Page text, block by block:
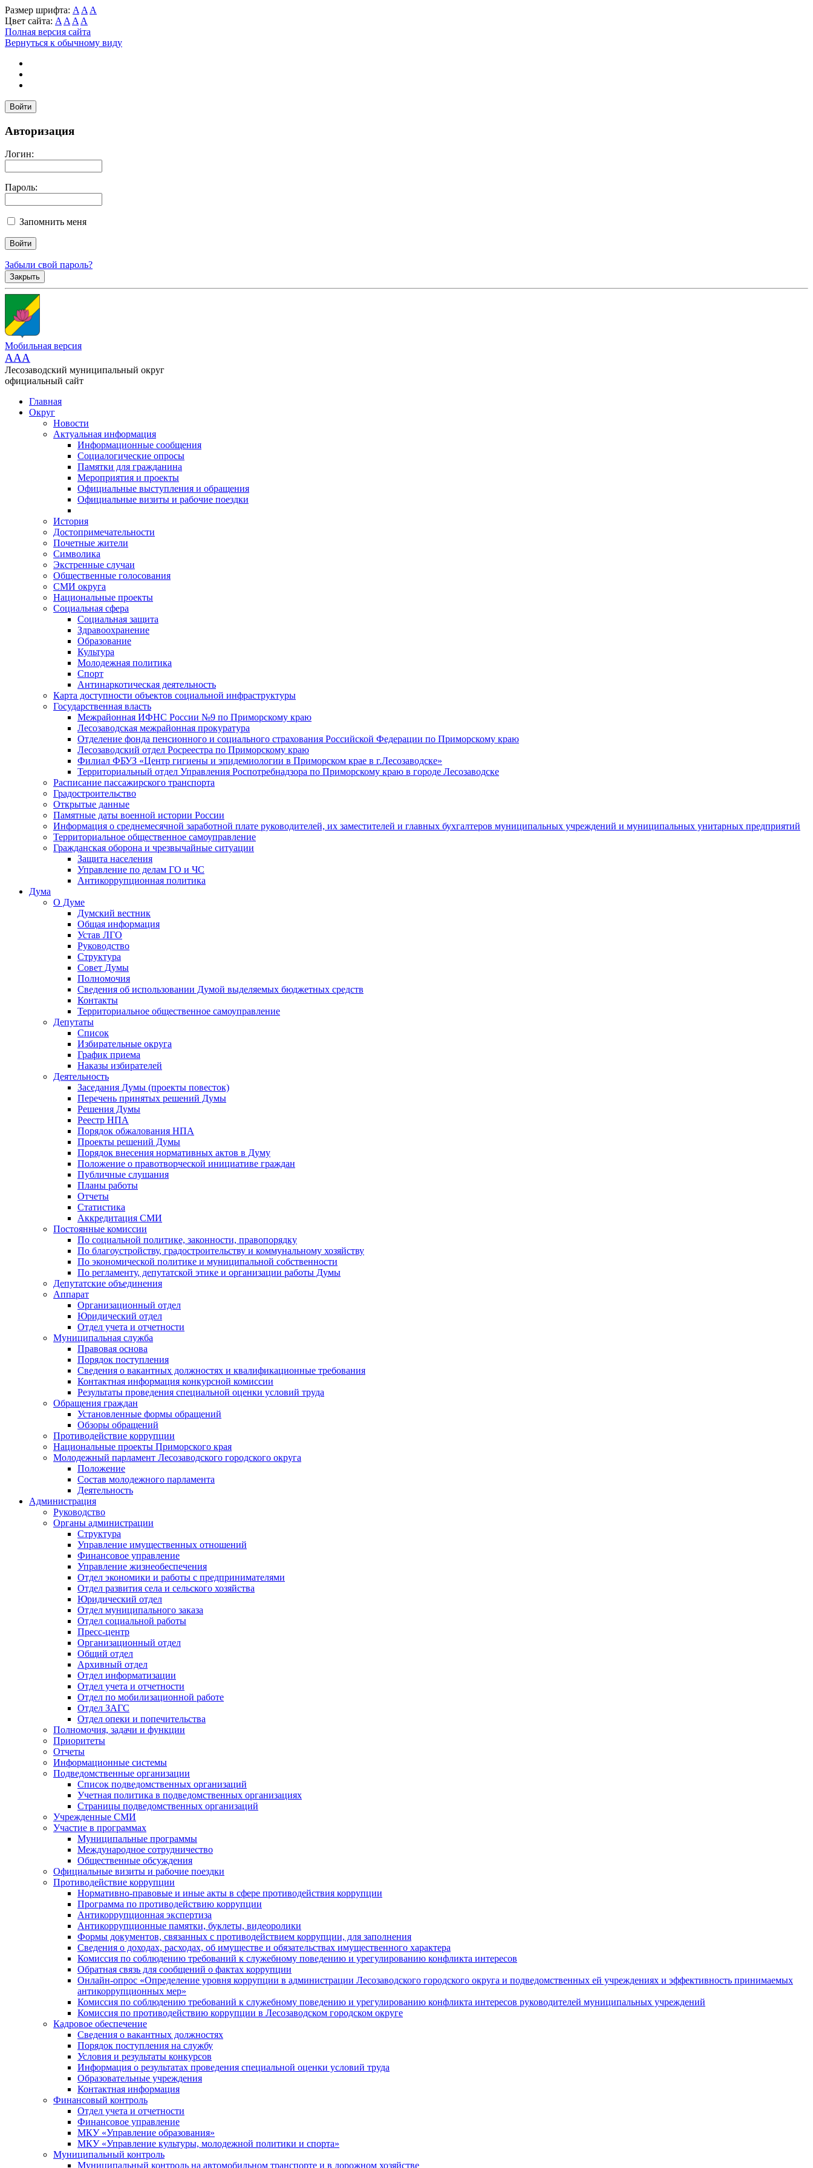
Размер шрифта: A A A
Цвет сайта: A A A A
Полная версия сайта
Вернуться к обычному виду
Войти
Авторизация
Логин:
Пароль:
Запомнить меня
Забыли свой пароль?
Закрыть
Мобильная версия
AAA
Лесозаводский муниципальный округ
официальный сайт
Главная
Округ
Новости
Актуальная информация
Информационные сообщения
Социалогические опросы
Памятки для гражданина
Мероприятия и проекты
Официальные выступления и обращения
Официальные визиты и рабочие поездки
История
Достопримечательности
Почетные жители
Символика
Экстренные случаи
Общественные голосования
СМИ округа
Национальные проекты
Социальная сфера
Социальная защита
Здравоохранение
Образование
Культура
Молодежная политика
Спорт
Антинаркотическая деятельность
Карта доступности объектов социальной инфраструктуры
Государственная власть
Межрайонная ИФНС России №9 по Приморскому краю
Лесозаводская межрайонная прокуратура
Отделение фонда пенсионного и социального страхования Российской Федерации по Приморскому краю
Лесозаводский отдел Росреестра по Приморскому краю
Филиал ФБУЗ «Центр гигиены и эпидемиологии в Приморском крае в г.Лесозаводске»
Территориальный отдел Управления Роспотребнадзора по Приморскому краю в городе Лесозаводске
Расписание пассажирского транспорта
Градостроительство
Открытые данные
Памятные даты военной истории России
Информация о среднемесячной заработной плате руководителей, их заместителей и главных бухгалтеров муниципальных учреждений и муниципальных унитарных предприятий
Территориальное общественное самоуправление
Гражданская оборона и чрезвычайные ситуации
Защита населения
Управление по делам ГО и ЧС
Антикоррупционная политика
Дума
О Думе
Думский вестник
Общая информация
Устав ЛГО
Руководство
Структура
Совет Думы
Полномочия
Сведения об использовании Думой выделяемых бюджетных средств
Контакты
Территориальное общественное самоуправление
Депутаты
Список
Избирательные округа
График приема
Наказы избирателей
Деятельность
Заседания Думы (проекты повесток)
Перечень принятых решений Думы
Решения Думы
Реестр НПА
Порядок обжалования НПА
Проекты решений Думы
Порядок внесения нормативных актов в Думу
Положение о правотворческой инициативе граждан
Публичные слушания
Планы работы
Отчеты
Статистика
Аккредитация СМИ
Постоянные комиссии
По социальной политике, законности, правопорядку
По благоустройству, градостроительству и коммунальному хозяйству
По экономической политике и муниципальной собственности
По регламенту, депутатской этике и организации работы Думы
Депутатские объединения
Аппарат
Организационный отдел
Юридический отдел
Отдел учета и отчетности
Муниципальная служба
Правовая основа
Порядок поступления
Сведения о вакантных должностях и квалификационные требования
Контактная информация конкурсной комиссии
Результаты проведения специальной оценки условий труда
Обращения граждан
Установленные формы обращений
Обзоры обращений
Противодействие коррупции
Национальные проекты Приморского края
Молодежный парламент Лесозаводского городского округа
Положение
Состав молодежного парламента
Деятельность
Администрация
Руководство
Органы администрации
Структура
Управление имущественных отношений
Финансовое управление
Управление жизнеобеспечения
Отдел экономики и работы с предпринимателями
Отдел развития села и сельского хозяйства
Юридический отдел
Отдел муниципального заказа
Отдел социальной работы
Пресс-центр
Организационный отдел
Общий отдел
Архивный отдел
Отдел информатизации
Отдел учета и отчетности
Отдел по мобилизационной работе
Отдел ЗАГС
Отдел опеки и попечительства
Полномочия, задачи и функции
Приоритеты
Отчеты
Информационные системы
Подведомственные организации
Список подведомственных организаций
Учетная политика в подведомственных организациях
Страницы подведомственных организаций
Учрежденные СМИ
Участие в программах
Муниципальные программы
Международное сотрудничество
Общественные обсуждения
Официальные визиты и рабочие поездки
Противодействие коррупции
Нормативно-правовые и иные акты в сфере противодействия коррупции
Программа по противодействию коррупции
Антикоррупционная экспертиза
Антикоррупционные памятки, буклеты, видеоролики
Формы документов, связанных с противодействием коррупции, для заполнения
Сведения о доходах, расходах, об имуществе и обязательствах имущественного характера
Комиссия по соблюдению требований к служебному поведению и урегулированию конфликта интересов
Обратная связь для сообщений о фактах коррупции
Онлайн-опрос «Определение уровня коррупции в администрации Лесозаводского городского округа и подведомственных ей учреждениях и эффективность принимаемых
антикоррупционных мер»
Комиссия по соблюдению требований к служебному поведению и урегулированию конфликта интересов руководителей муниципальных учреждений
Комиссия по противодействию коррупции в Лесозаводском городском округе
Кадровое обеспечение
Сведения о вакантных должностях
Порядок поступления на службу
Условия и результаты конкурсов
Информация о результатах проведения специальной оценки условий труда
Образовательные учреждения
Контактная информация
Финансовый контроль
Отдел учета и отчетности
Финансовое управление
МКУ «Управление образования»
МКУ «Управление культуры, молодежной политики и спорта»
Муниципальный контроль
Муниципальный контроль на автомобильном транспорте и в дорожном хозяйстве